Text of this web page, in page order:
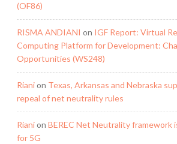
(OF86)
RISMA ANDIANI on IGF Report: Virtual
Computing Platform for Development:
Opportunities (WS248)
Rianion Texas, Arkansas and Nebraska
repeal of net neutrality rules
Rianion BEREC Net Neutrality framework
for 5G